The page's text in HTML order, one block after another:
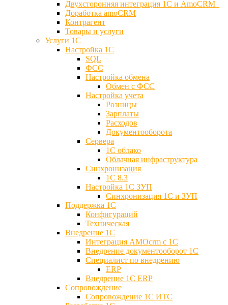
Двухсторонняя интеграция 1С и AmoCRM
Доработка amoCRM
Контрагент
Товары и услуги
Услуги 1С
Настройка 1С
SQL
ФСС
Настройка обмена
Обмен с ФСС
Настройка учета
Розницы
Зарплаты
Расходов
Документооборота
Сервера
1С облако
Облачная инфраструктура
Синхронизация
1С 8.3
Настройка 1С ЗУП
Синхронизация 1С и ЗУП
Поддержка 1С
Конфигураций
Техническая
Внедрение 1С
Интеграция AMOcrm с 1C
Внедрение документооборот 1С
Специалист по внедрению
ERP
Внедрение 1С ERP
Cопровождение
Cопровождение 1С ИТС